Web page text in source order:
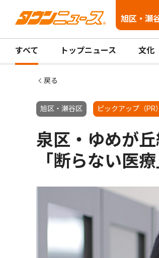
旭区・瀬
すべて トップニュース 文化
戻る
旭区・瀬谷区 ピックアップ（PR）
泉区・ゆめが
「断らない医